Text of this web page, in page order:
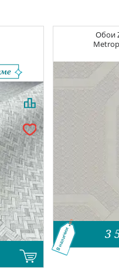
Обои
3
В наличии